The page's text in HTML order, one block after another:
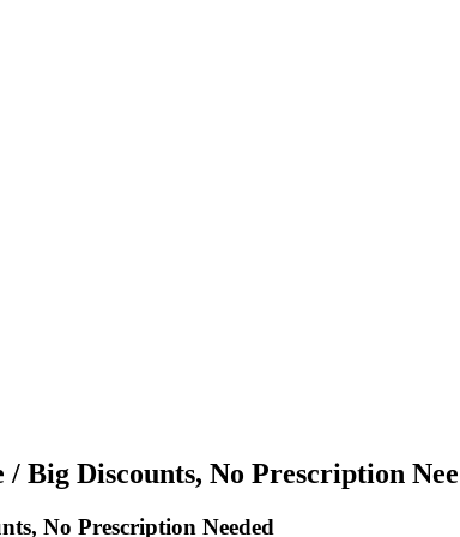
Big Discounts, No Prescription
No Prescription Needed